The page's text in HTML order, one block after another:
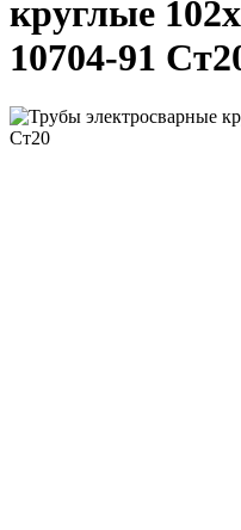
круглые
10704-91